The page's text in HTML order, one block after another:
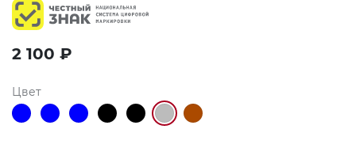
2 100 ₽
Цвет